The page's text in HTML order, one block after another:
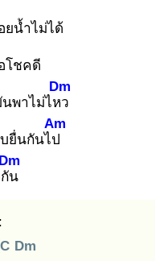
ยน้ำไม่ได้
โชคดี
พาไม่ไหว
Dm
ยื่นกันไป
Am
น
Dm
C Dm